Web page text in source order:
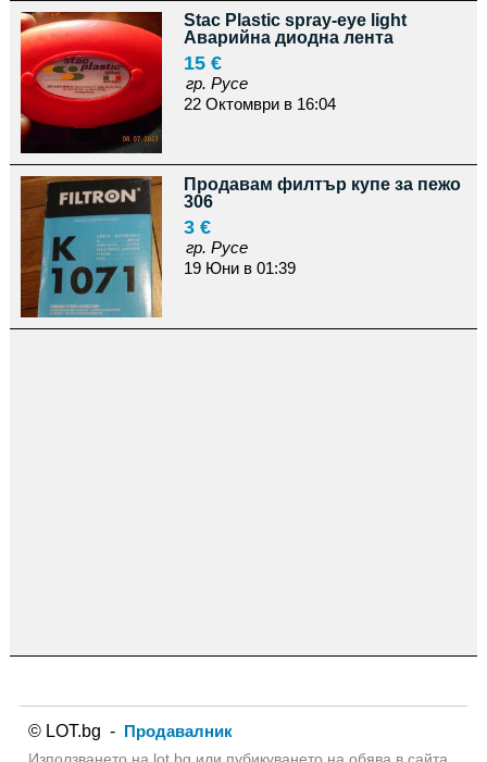
Stac Plastic spray-eye light
Аварийна диодна лента
15 €
гр. Русе
22 Октомври в 16:04
Продавам филтър купе за пежо
306
3 €
гр. Русе
19 Юни в 01:39
© LOT.bg - Продавалник